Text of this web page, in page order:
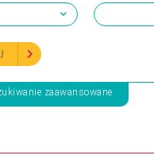
zaawansowane